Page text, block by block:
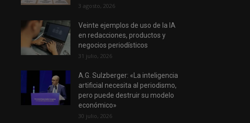
3 agosto, 2026
Veinte ejemplos de uso de la IA
en redacciones, productos y
negocios periodísticos
31 julio, 2026
A.G. Sulzberger: «La inteligencia
artificial necesita al periodismo,
pero puede destruir su modelo
económico»
30 julio, 2026